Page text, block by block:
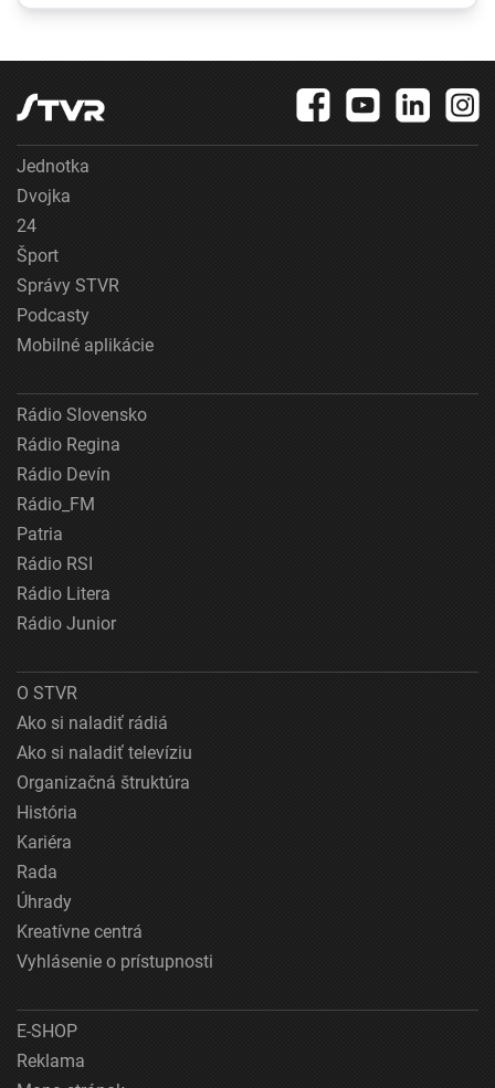
Jednotka
Dvojka
24
Šport
Správy STVR
Podcasty
Mobilné aplikácie
Rádio Slovensko
Rádio Regina
Rádio Devín
Rádio_FM
Patria
Rádio RSI
Rádio Litera
Rádio Junior
O STVR
Ako si naladiť rádiá
Ako si naladiť televíziu
Organizačná štruktúra
História
Kariéra
Rada
Úhrady
Kreatívne centrá
Vyhlásenie o prístupnosti
E-SHOP
Reklama